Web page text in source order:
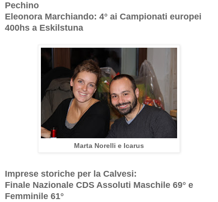
Pechino
Eleonora Marchiando: 4° ai Campionati europei
400hs a Eskilstuna
Marta Norelli e Icarus
Imprese storiche per la Calvesi:
Finale Nazionale CDS Assoluti Maschile 69° e
Femminile 61°